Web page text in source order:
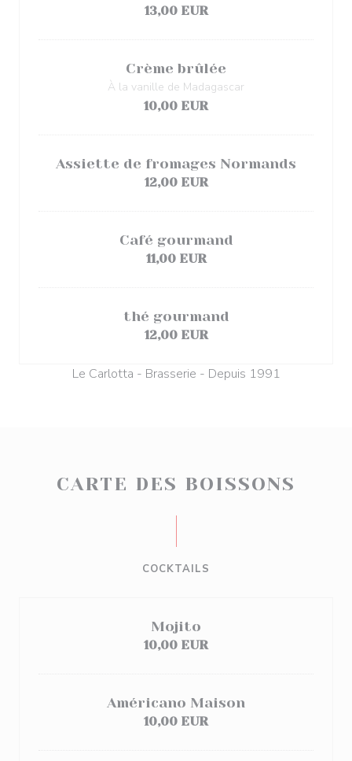
13,00 EUR
Crème brûlée
À la vanille de Madagascar
10,00 EUR
Assiette de fromages Normands
12,00 EUR
Café gourmand
11,00 EUR
thé gourmand
12,00 EUR
Le Carlotta - Brasserie - Depuis 1991
CARTE DES BOISSONS
COCKTAILS
Mojito
10,00 EUR
Américano Maison
10,00 EUR